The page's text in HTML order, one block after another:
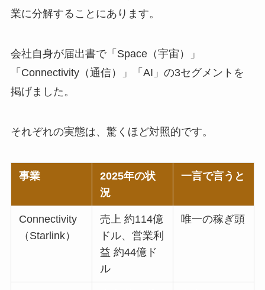
業に分解することにあります。
会社自身が届出書で「Space（宇宙）」
「Connectivity（通信）」「AI」の3セグメントを
掲げました。
それぞれの実態は、驚くほど対照的です。
事業
2025年の状
況
一言で言うと
Connectivity
（Starlink）
売上 約114億
ドル、営業利
益 約44億ド
ル
唯一の稼ぎ頭